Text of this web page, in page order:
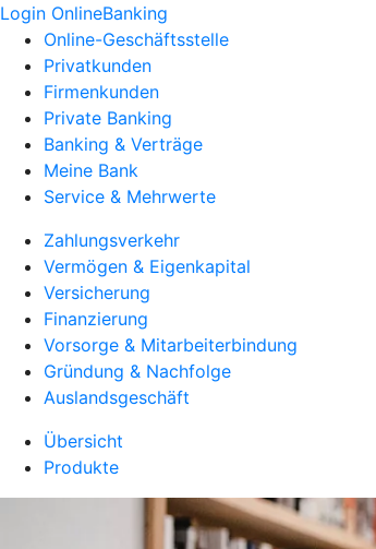
Login OnlineBanking
Online-Geschäftsstelle
Privatkunden
Firmenkunden
Private Banking
Banking & Verträge
Meine Bank
Service & Mehrwerte
Zahlungsverkehr
Vermögen & Eigenkapital
Versicherung
Finanzierung
Vorsorge & Mitarbeiterbindung
Gründung & Nachfolge
Auslandsgeschäft
Übersicht
Produkte